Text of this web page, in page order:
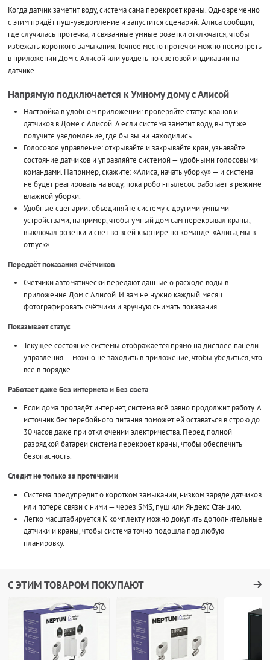
Когда датчик заметит воду, система сама перекроет краны. Одновременно
с этим придёт пуш-уведомление и запустится сценарий: Алиса сообщит,
где случилась протечка, и связанные умные розетки отключатся, чтобы
избежать короткого замыкания. Точное место протечки можно посмотреть
в приложении Дом с Алисой или увидеть по световой индикации на
датчике.
Напрямую подключается к Умному дому с Алисой
Настройка в удобном приложении: проверяйте статус кранов и
датчиков в Доме с Алисой. А если система заметит воду, вы тут же
получите уведомление, где бы вы ни находились.
Голосовое управление: открывайте и закрывайте кран, узнавайте
состояние датчиков и управляйте системой — удобными голосовыми
командами. Например, скажите: «Алиса, начать уборку» — и система
не будет реагировать на воду, пока робот-пылесос работает в режиме
влажной уборки.
Удобные сценарии: объединяйте систему с другими умными
устройствами, например, чтобы умный дом сам перекрывал краны,
выключал розетки и свет во всей квартире по команде: «Алиса, мы в
отпуск».
Передаёт показания счётчиков
Счётчики автоматически передают данные о расходе воды в
приложение Дом с Алисой. И вам не нужно каждый месяц
фотографировать счётчики и вручную снимать показания.
Показывает статус
Текущее состояние системы отображается прямо на дисплее панели
управления — можно не заходить в приложение, чтобы убедиться, что
всё в порядке.
Работает даже без интернета и без света
Если дома пропадёт интернет, система всё равно продолжит работу. А
источник бесперебойного питания поможет ей оставаться в строю до
30 часов даже при отключении электричества. Перед полной
разрядкой батареи система перекроет краны, чтобы обеспечить
безопасность.
Следит не только за протечками
Система предупредит о коротком замыкании, низком заряде датчиков
или потере связи с ними — через SMS, пуш или Яндекс Станцию.
Легко масштабируется К комплекту можно докупить дополнительные
датчики и краны, чтобы система точно подошла под любую
планировку.
С ЭТИМ ТОВАРОМ ПОКУПАЮТ